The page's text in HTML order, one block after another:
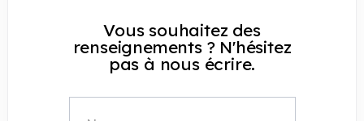
Vous souhaitez des
renseignements ? N'hésitez
pas à nous écrire.